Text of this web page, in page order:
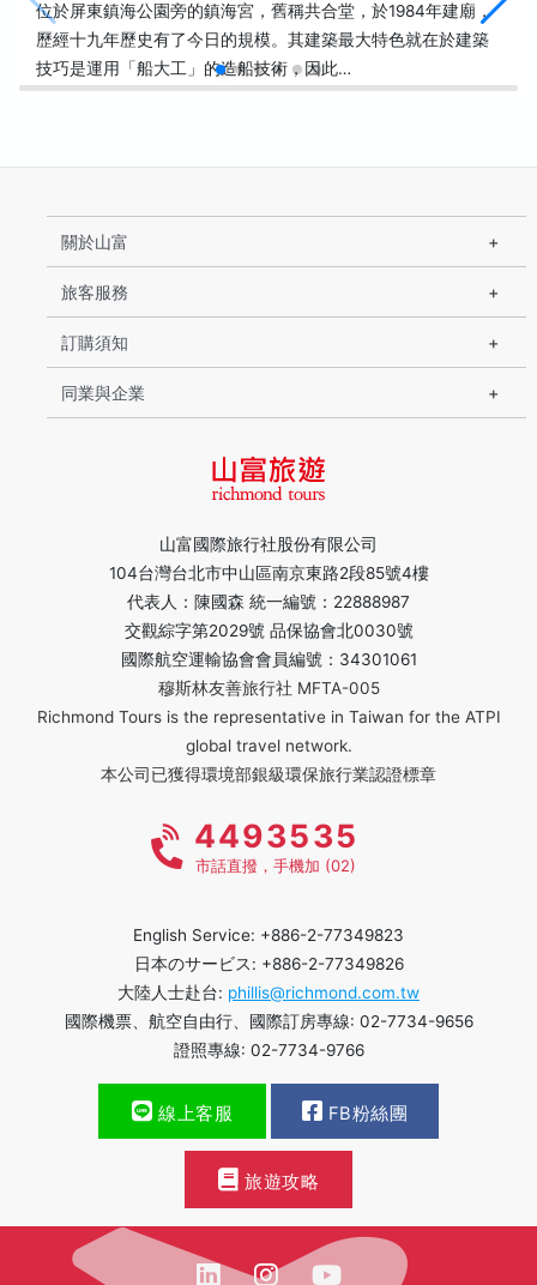
位於屏東鎮海公園旁的鎮海宮，舊稱共合堂，於1984年建廟，
歷經十九年歷史有了今日的規模。其建築最大特色就在於建築
技巧是運用「船大工」的造船技術，因此…
山富國際旅行社股份有限公司
104台灣台北市中山區南京東路2段85號4樓
代表人：陳國森 統一編號：22888987
交觀綜字第2029號 品保協會北0030號
國際航空運輸協會會員編號：34301061
穆斯林友善旅行社 MFTA-005
Richmond Tours is the representative in Taiwan for the ATPI
global travel network.
本公司已獲得環境部銀級環保旅行業認證標章
關於山富
旅客服務
訂購須知
同業與企業
4493535
市話直撥，手機加 (02)
English Service: +886-2-77349823
日本のサービス: +886-2-77349826
大陸人士赴台: phillis@richmond.com.tw
國際機票、航空自由行、國際訂房專線: 02-7734-9656
證照專線: 02-7734-9766
線上客服 FB粉絲團
旅遊攻略